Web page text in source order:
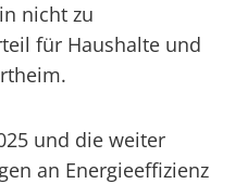
nicht zu
für Haushalte und
und die weiter
an Energieeffizienz